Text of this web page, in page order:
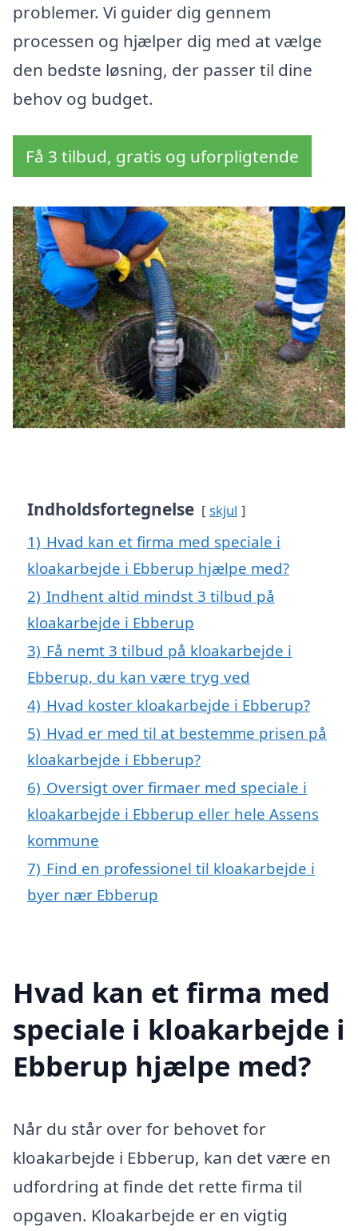
problemer. Vi guider dig gennem
processen og hjælper dig med at vælge
den bedste løsning, der passer til dine
behov og budget.
Få 3 tilbud, gratis og uforpligtende
Indholdsfortegnelse skjul
1) Hvad kan et firma med speciale i
kloakarbejde i Ebberup hjælpe med?
2) Indhent altid mindst 3 tilbud på
kloakarbejde i Ebberup
3) Få nemt 3 tilbud på kloakarbejde i
Ebberup, du kan være tryg ved
4) Hvad koster kloakarbejde i Ebberup?
5) Hvad er med til at bestemme prisen på
kloakarbejde i Ebberup?
6) Oversigt over firmaer med speciale i
kloakarbejde i Ebberup eller hele Assens
kommune
7) Find en professionel til kloakarbejde i
byer nær Ebberup
Hvad kan et firma med
speciale i kloakarbejde i
Ebberup hjælpe med?
Når du står over for behovet for
kloakarbejde i Ebberup, kan det være en
udfordring at finde det rette firma til
opgaven. Kloakarbejde er en vigtig